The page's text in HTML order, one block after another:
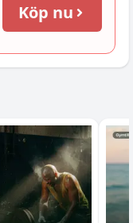
Köp nu